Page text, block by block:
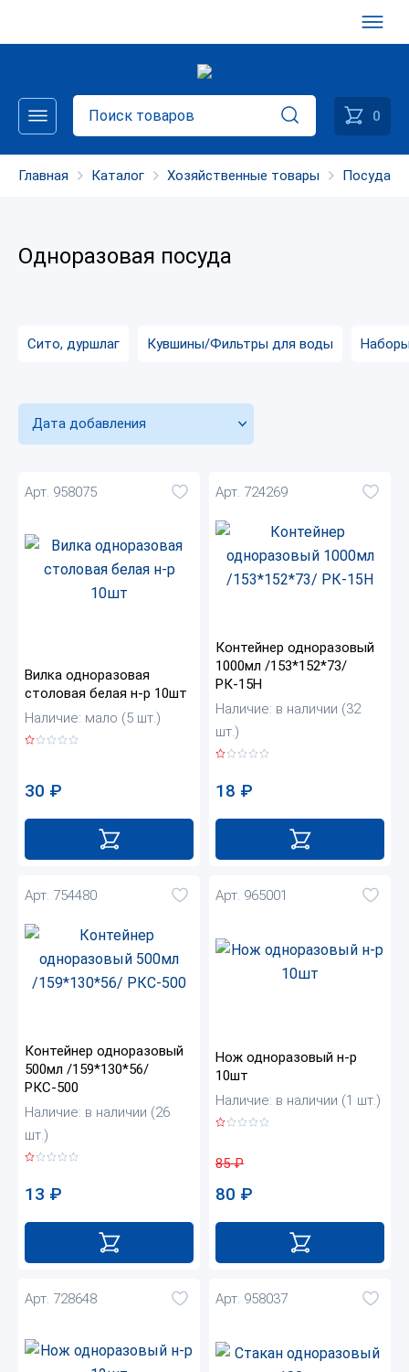
0
Главная Каталог Хозяйственные товары Посуда
Одноразовая посуда
Сито, дуршлаг Кувшины/Фильтры для воды
Дата добавления
Арт. 958075
Вилка одноразовая
столовая белая н-р 10шт
Наличие: мало (5 шт.)
30 ₽
Арт. 724269
Контейнер одноразовый
1000мл /153*152*73/
РК-15Н
Наличие: в наличии (32
шт.)
18 ₽
Арт. 754480
Контейнер одноразовый
500мл /159*130*56/
РКС-500
Наличие: в наличии (26
шт.)
13 ₽
Арт. 965001
Нож одноразовый н-р
10шт
Наличие: в наличии (1 шт.)
85₽
80 ₽
Арт. 728648 Арт. 958037